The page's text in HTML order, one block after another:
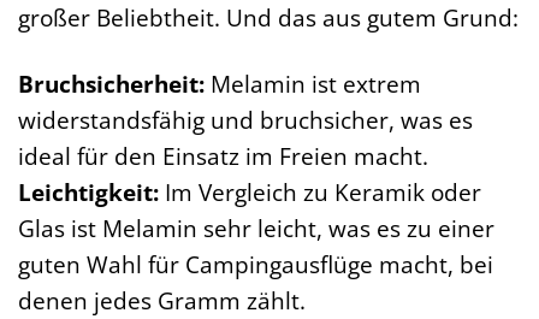
großer Beliebtheit. Und das aus gutem Grund:
Bruchsicherheit: Melamin ist extrem
widerstandsfähig und bruchsicher, was es
ideal für den Einsatz im Freien macht.
Leichtigkeit: Im Vergleich zu Keramik oder
Glas ist Melamin sehr leicht, was es zu einer
guten Wahl für Campingausflüge macht, bei
denen jedes Gramm zählt.